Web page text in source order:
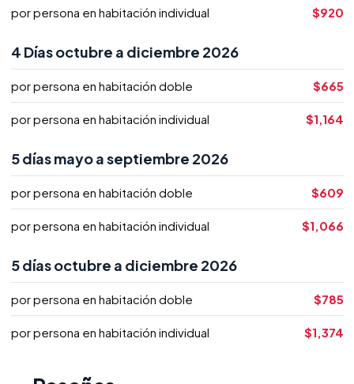
por persona en habitación individual $920
4 Días octubre a diciembre 2026
por persona en habitación doble $665
por persona en habitación individual $1,164
5 días mayo a septiembre 2026
por persona en habitación doble $609
por persona en habitación individual $1,066
5 días octubre a diciembre 2026
por persona en habitación doble $785
por persona en habitación individual $1,374